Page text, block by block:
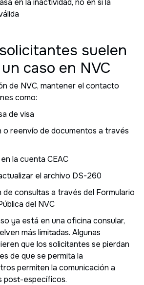
en la inactividad, no en si la
suelen
caso en NVC
de NVC, mantener el contacto
como:
de visa
o reenvío de documentos a través
la cuenta CEAC
el archivo DS-260
de consultas a través del Formulario
del NVC
ya está en una oficina consular,
más limitadas. Algunas
que los solicitantes se pierdan
de que se permita la
permiten la comunicación a
post-específicos.